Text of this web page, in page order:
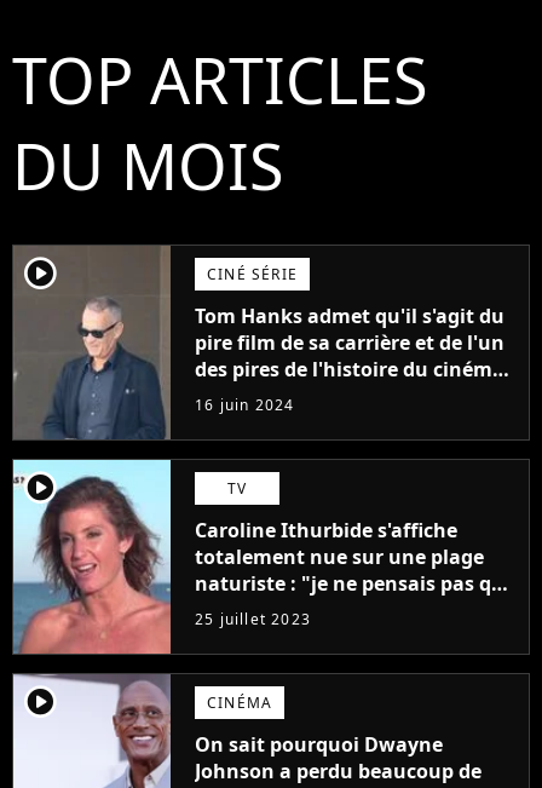
TOP ARTICLES
DU MOIS
player2 CINÉ SÉRIE
Tom Hanks admet qu'il s'agit du
pire film de sa carrière et de l'un
des pires de l'histoire du cinéma :
"L'un des films les plus
médiocres jamais réalisés"
16 juin 2024
player2 TV
Caroline Ithurbide s'affiche
totalement nue sur une plage
naturiste : "je ne pensais pas que
j'arriverais à le faire..."
25 juillet 2023
player2 CINÉMA
On sait pourquoi Dwayne
Johnson a perdu beaucoup de